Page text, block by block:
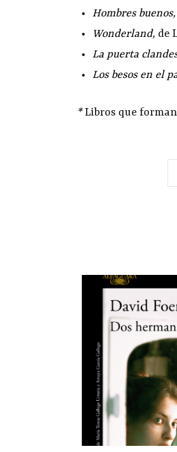
Hombres buenos,
Wonderland, de
La puerta
Los besos en el
*Libros que